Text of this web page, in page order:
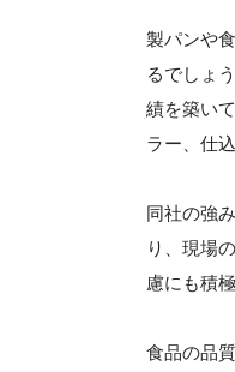
製パンや
るでしょ
績を築い
ラー、仕
同社の強
り、現場
慮にも積
食品の品